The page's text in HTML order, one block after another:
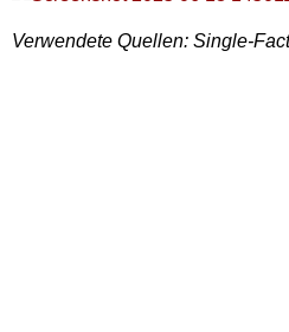
Verwendete Quellen: Single-